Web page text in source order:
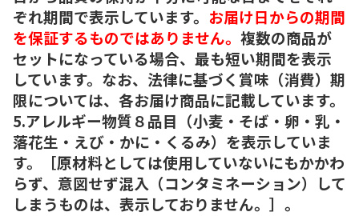
ぞれ期間で表示しています。 お届け日からの期間
を保証するものではありません。 複数の商品が
セットになっている場合、最も短い期間を表示
しています。なお、法律に基づく賞味（消費）期
限については、各お届け商品に記載しています。
5.アレルギー物質８品目（小麦・そば・卵・乳・
落花生・えび・かに・くるみ）を表示していま
す。［原材料としては使用していないにもかかわ
らず、意図せず混入（コンタミネーション）して
しまうものは、表示しておりません。］。